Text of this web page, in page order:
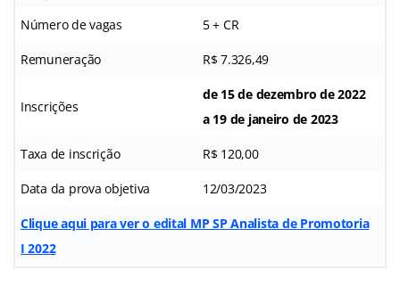
Número de vagas 5 + CR
Remuneração R$ 7.326,49
Inscrições
de 15 de dezembro de 2022
a 19 de janeiro de 2023
Taxa de inscrição R$ 120,00
Data da prova objetiva 12/03/2023
Clique aqui para ver o edital MP SP Analista de Promotoria
I 2022